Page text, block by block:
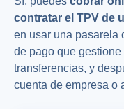
contratar el TPV de
en usar una pasarela
de pago que
transferencias, y
cuenta de empresa o